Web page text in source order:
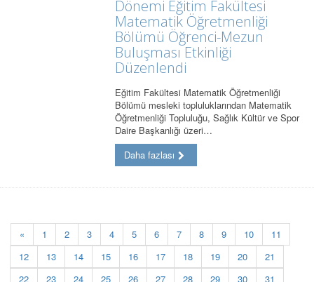
Dönemi Eğitim Fakültesi
Matematik Öğretmenliği
Bölümü Öğrenci-Mezun
Buluşması Etkinliği
Düzenlendi
Eğitim Fakültesi Matematik Öğretmenliği
Bölümü mesleki topluluklarından Matematik
Öğretmenliği Topluluğu, Sağlık Kültür ve Spor
Daire Başkanlığı üzeri…
Daha fazlası
« 1 2 3 4 5 6 7 8 9 10
11
12
13 14 15 16 17 18 19 20
21
22
23 24 25 26 27 28 29 30
31